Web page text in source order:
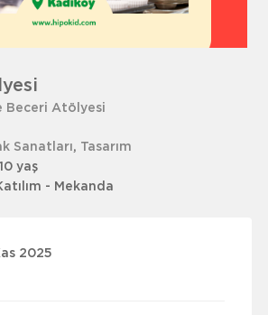
Beceri Atölyesi
Sanatları, Tasarım
yaş
- Mekanda
2025